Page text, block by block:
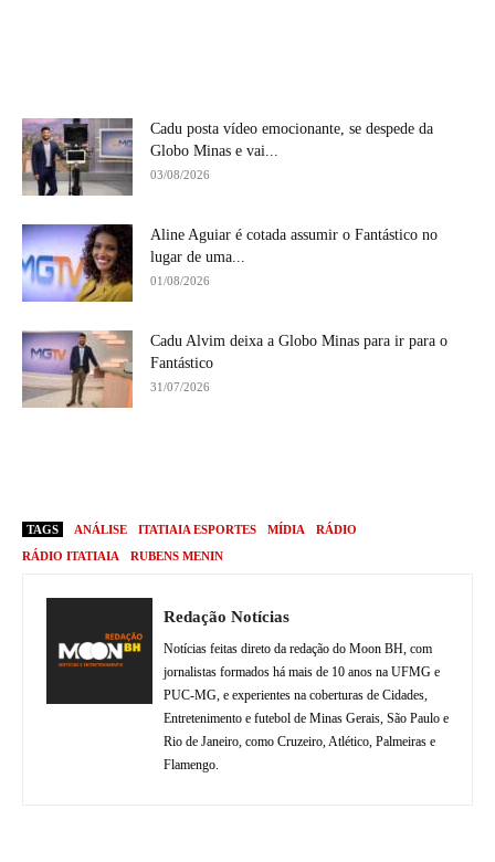
Cadu posta vídeo emocionante, se despede da
Globo Minas e vai...
03/08/2026
Aline Aguiar é cotada assumir o Fantástico no
lugar de uma...
01/08/2026
Cadu Alvim deixa a Globo Minas para ir para o
Fantástico
31/07/2026
TAGS ANÁLISE ITATIAIA ESPORTES MÍDIA
RÁDIO
RÁDIO ITATIAIA
RUBENS MENIN
Redação Notícias
Notícias feitas direto da redação do Moon BH, com
jornalistas formados há mais de 10 anos na UFMG e
PUC-MG, e experientes na coberturas de Cidades,
Entretenimento e futebol de Minas Gerais, São Paulo e
Rio de Janeiro, como Cruzeiro, Atlético, Palmeiras e
Flamengo.